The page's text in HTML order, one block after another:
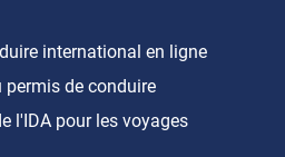
international en ligne
de conduire
l'IDA pour les voyages